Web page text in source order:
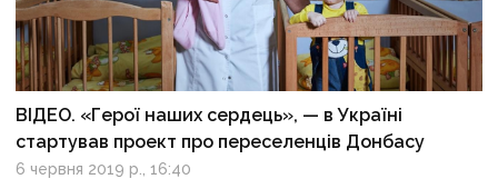
ВІДЕО. «Герої наших сердець», — в Україні
стартував проект про переселенців Донбасу
6 червня 2019 р., 16:40